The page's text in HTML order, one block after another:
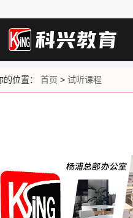
的位置： 首页 > 试听课程